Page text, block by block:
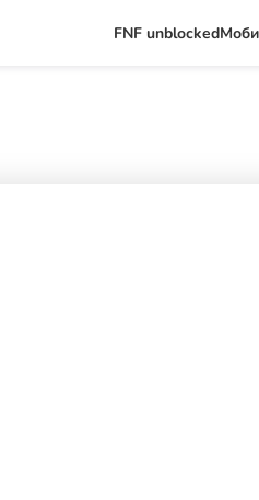
FNF unblocked